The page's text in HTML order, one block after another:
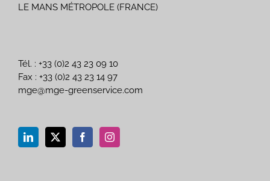
LE MANS MÉTROPOLE (FRANCE)
Tél. : +33 (0)2 43 23 09 10
Fax : +33 (0)2 43 23 14 97
mge@mge-greenservice.com